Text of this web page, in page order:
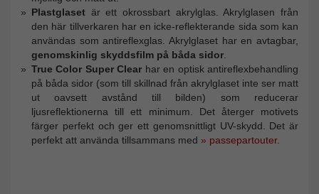
Plastglaset är ett okrossbart akrylglas. Akrylglasen från
den här tillverkaren har en icke-reflekterande sida som kan
användas som antireflexglas. Akrylglaset har en avtagbar,
genomskinlig skyddsfilm på båda sidor.
True Color Super Clear har en optisk antireflexbehandling
på båda sidor (som till skillnad från akrylglaset inte ser matt
ut oavsett avstånd till bilden) som reducerar
ljusreflektionerna till ett minimum. Det återger motivets
färger perfekt och ger ett genomsnittligt UV-skydd. Det är
perfekt att använda tillsammans med » passepartouter.